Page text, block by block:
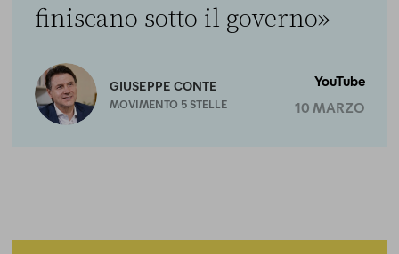
finiscano sotto il governo»
GIUSEPPE CONTE
MOVIMENTO 5 STELLE
YouTube
10 MARZO